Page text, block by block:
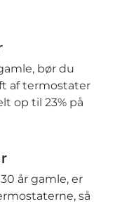
bør du
af termostater
op til 23% på
år gamle, er
så